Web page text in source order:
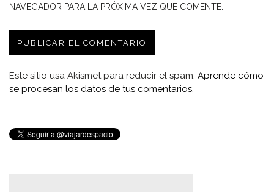
NAVEGADOR PARA LA PRÓXIMA VEZ QUE COMENTE.
Este sitio usa Akismet para reducir el spam. Aprende cómo
se procesan los datos de tus comentarios.